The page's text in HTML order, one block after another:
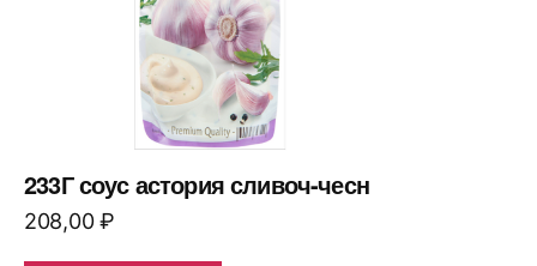
233Г соус астория сливоч-чесн
208,00₽